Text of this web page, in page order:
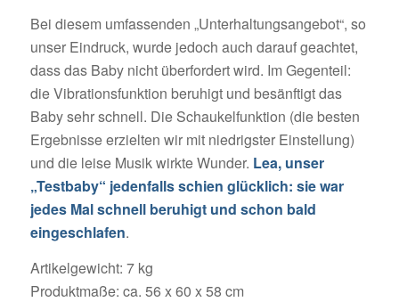
Bei diesem umfassenden „Unterhaltungsangebot“, so
unser Eindruck, wurde jedoch auch darauf geachtet,
dass das Baby nicht überfordert wird. Im Gegenteil:
die Vibrationsfunktion beruhigt und besänftigt das
Baby sehr schnell. Die Schaukelfunktion (die besten
Ergebnisse erzielten wir mit niedrigster Einstellung)
und die leise Musik wirkte Wunder. Lea, unser
„Testbaby“ jedenfalls schien glücklich: sie war
jedes Mal schnell beruhigt und schon bald
eingeschlafen.
Artikelgewicht: 7 kg
Produktmaße: ca. 56 x 60 x 58 cm